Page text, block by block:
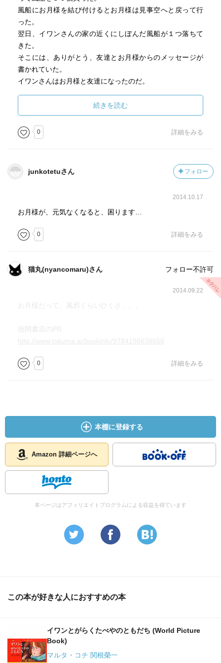
風船にお月様を結び付けるとお月様は見事空へと戻って行
った。
翌日、イワンさんの家の近くにしぼんだ風船が１つ落ちて
きた。
そこには、ありがとう、友達とお月様からのメッセージが
書かれていた。
イワンさんはお月様と友達になったのだ。
お月様も喜ぶに違いないと思うのだった。
お月様を看病して友達に。
自転車は買えなくなったけれど、珍しい人と友達になるこ
雨で風邪を引いたり、風船５０個程度で空に浮かんでいく
続きを読む
0 詳細をみる
junkotetuさん フォロー
2014.10.17
お月様が、元気なくなると、困ります…
0 詳細をみる
猫丸(nyancomaru)さん フォロー不許可
2014.09.22
お月様だって、風邪くらいひくさ、、、
徳間書店のPR
0 詳細をみる
本棚に登録する
Amazon 詳細ページへ
本ページはアフィリエイトプログラムによる収益を得ています
この本が好きな人におすすめの本
イワンとがらくたべやのともだち (World Picture
Book)
マルタ・コチ 関根榮一